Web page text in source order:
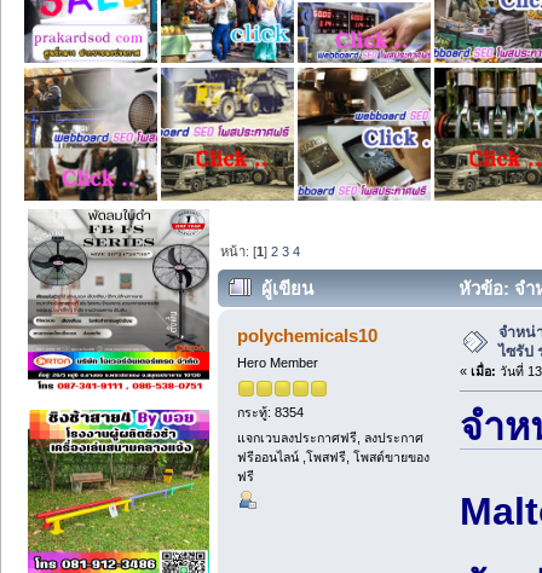
หน้า: [1]2 3 4
ผู้เขียน หัวข้อ: จำ
polychemicals10
Hero Member
กระทู้: 8354
แจกเวบลงประกาศฟรี, ลงประกาศ
ฟรีออนไลน์ ,โพสฟรี, โพสต์ขายของ
ฟรี
จำหน่
ไซรัป
« เมื่อ: วันที่
จำห